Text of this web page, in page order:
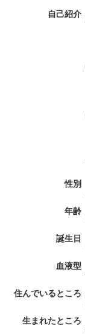
自己紹介
性別
年齢
誕生日
血液型
住んでいるところ
生まれたところ